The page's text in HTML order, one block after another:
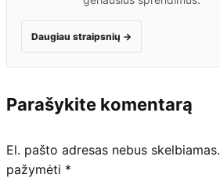
Daugiau straipsnių →
Parašykite komentarą
El. pašto adresas nebus skelbiamas.
pažymėti *